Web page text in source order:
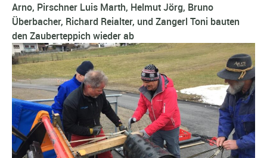
Arno, Pirschner Luis Marth, Helmut Jörg, Bruno
Überbacher, Richard Reialter, und Zangerl Toni bauten
den Zauberteppich wieder ab